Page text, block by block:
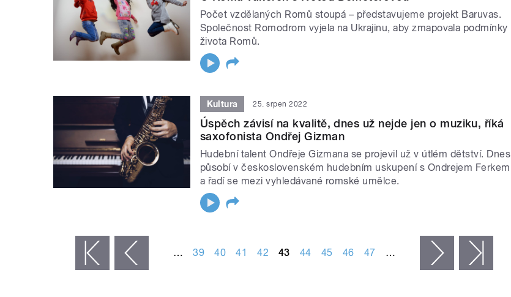
Počet vzdělaných Romů stoupá – představujeme projekt Baruvas.
Společnost Romodrom vyjela na Ukrajinu, aby zmapovala podmínky
života Romů.
Kultura 25. srpen 2022
Úspěch závisí na kvalitě, dnes už nejde jen o muziku, říká
saxofonista Ondřej Gizman
Hudební talent Ondřeje Gizmana se projevil už v útlém dětství. Dnes
působí v československém hudebním uskupení s Ondrejem Ferkem
a řadí se mezi vyhledávané romské umělce.
‹ předchozí … 39 40 41 42 43 44 45 46 47 … následující ›